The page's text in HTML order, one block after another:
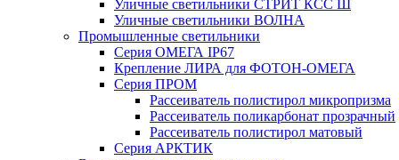
Уличные светильники СТРИТ КСС Ш
Уличные светильники ВОЛНА
Промышленные светильники
Серия ОМЕГА IP67
Крепление ЛИРА для ФОТОН-ОМЕГА
Серия ПРОМ
Рассеиватель полистирол микропризма
Рассеиватель поликарбонат прозрачный
Рассеиватель полистирол матовый
Серия АРКТИК